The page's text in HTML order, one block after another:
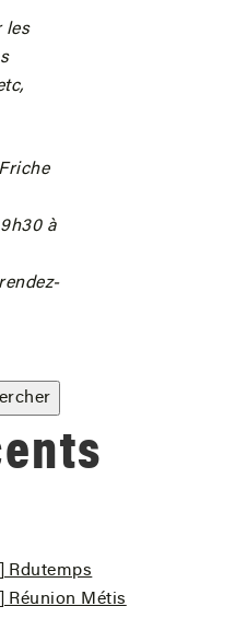
les
à
Rdutemps
Réunion Métis